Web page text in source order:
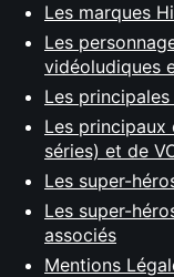
Les marques
Les
vidéoludiques
Les
Les principaux
séries) et de
Les super-
Les super-
associés
Mentions